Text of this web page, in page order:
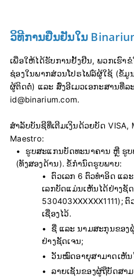
ວິທີການຢືນຢັນໃນ
ເພື່ອໃຫ້ໄດ້ຮັບການຢັ້ງຢືນ, ພວກເຮົາ
ຊ່ອງໃນພາກສ່ວນໂປຣໄຟລ໌ຜູ້ໃຊ້ (ຂໍ້
ຜູ້ຕິດຕໍ່) ແລະ ສົ່ງອີເມວເອກະສານທີ່ລ
id@binarium.com.
ສຳລັບບັນຊີທີ່ເຕີມເງິນດ້ວຍບັດ VISA,
Maestro:
ຮູບສະແກນບັດທະນາຄານ ຫຼື ຮູ
(ທັງສອງດ້ານ). ຂໍ້ກຳນົດຮູບພາບ:
ຕົວເລກ 6 ຕົວທຳອິດ ແລ
ເລກບັດແມ່ນເຫັນໄດ້ຢ່າງຊັ
530403XXXXXX1111);
ເຊື່ອງໄວ້.
ຊື່ ແລະ ນາມສະກຸນຂອງ
ຢ່າງຊັດເຈນ;
ວັນໝົດອາຍຸສາມາດເຫັນ
ລາຍເຊັນຂອງຜູ້ຖືບັດສາ